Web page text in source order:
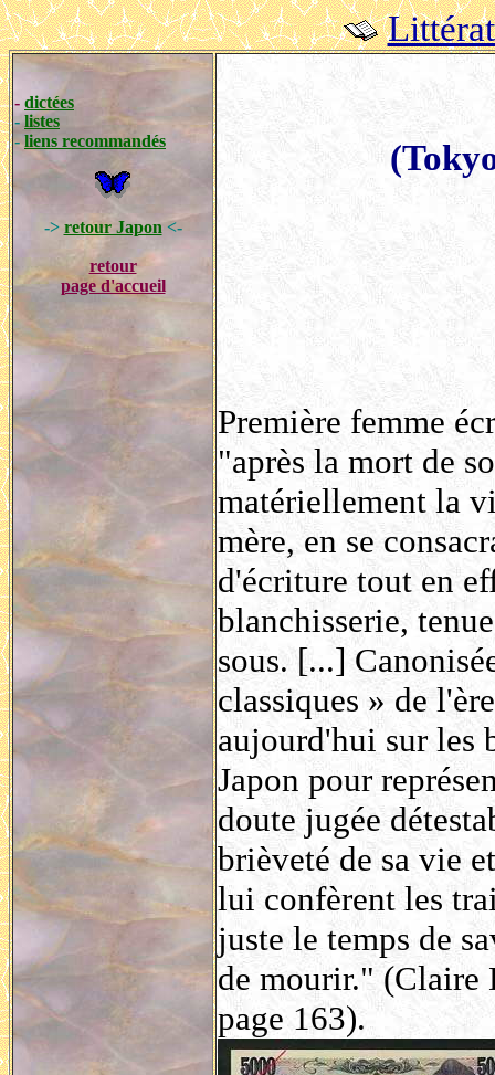
- dictées
-listes
-liens recommandés
-> retour Japon <-
retour
page d'accueil
Première femme
"après la mort de
matériellement la
mère, en se
d'écriture tout en
blanchisserie,
sous. [...]
classiques » de
aujourd'hui sur les
Japon pour
doute jugée
brièveté de sa vie
lui confèrent les
juste le temps de
de mourir." (Claire
page 163).